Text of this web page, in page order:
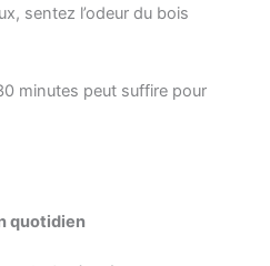
sentez l’odeur du bois
minutes peut suffire pour
quotidien